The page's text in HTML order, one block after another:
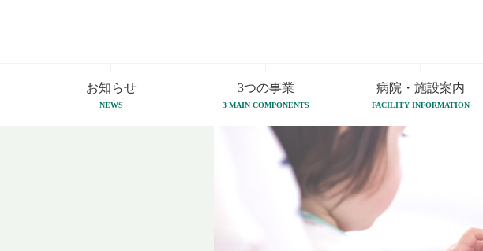
お知らせ
NEWS
3つの事業
3 MAIN COMPONENTS
病院・施設案内
FACILITY INFORMATION